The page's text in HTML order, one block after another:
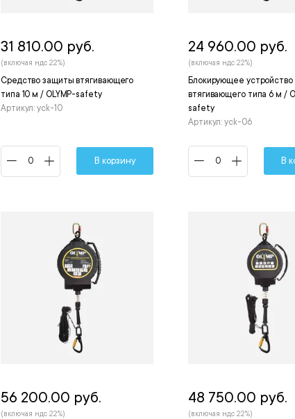
Средство защиты втягивающего
типа 10 м / OLYMP-safety
Артикул: yck-10
31 810.00 руб.
(включая ндс 22%)
В корзину
Блокирующее устройство
втягивающего типа 6 м /
safety
Артикул: yck-06
24 960.00 руб.
(включая ндс 22%)
В
56 200.00 руб.
(включая ндс 22%)
48 750.00 руб.
(включая ндс 22%)